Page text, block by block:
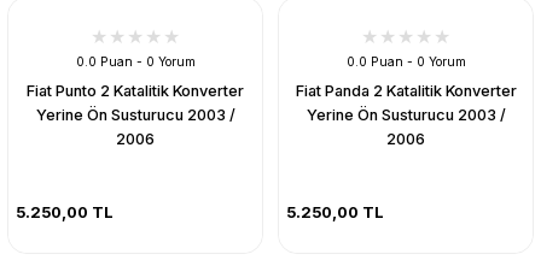
0.0 Puan - 0 Yorum
Fiat Punto 2 Katalitik Konverter
Yerine Ön Susturucu 2003 /
2006
5.250,00 TL
0.0 Puan - 0 Yorum
Fiat Panda 2 Katalitik Konverter
Yerine Ön Susturucu 2003 /
2006
5.250,00 TL